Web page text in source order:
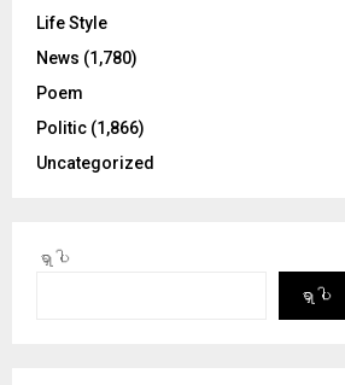
Life Style
News (1,780)
Poem
Politic (1,866)
Uncategorized
ရှာပါ
ရှာပါ